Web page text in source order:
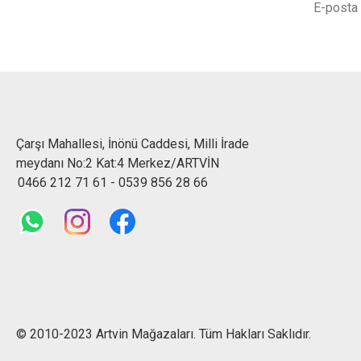
Çarşı Mahallesi, İnönü Caddesi, Milli İrade
meydanı No:2 Kat:4 Merkez/ARTVİN
0466 212 71 61 - 0539 856 28 66
© 2010-2023 Artvin Mağazaları. Tüm Hakları Saklıdır.